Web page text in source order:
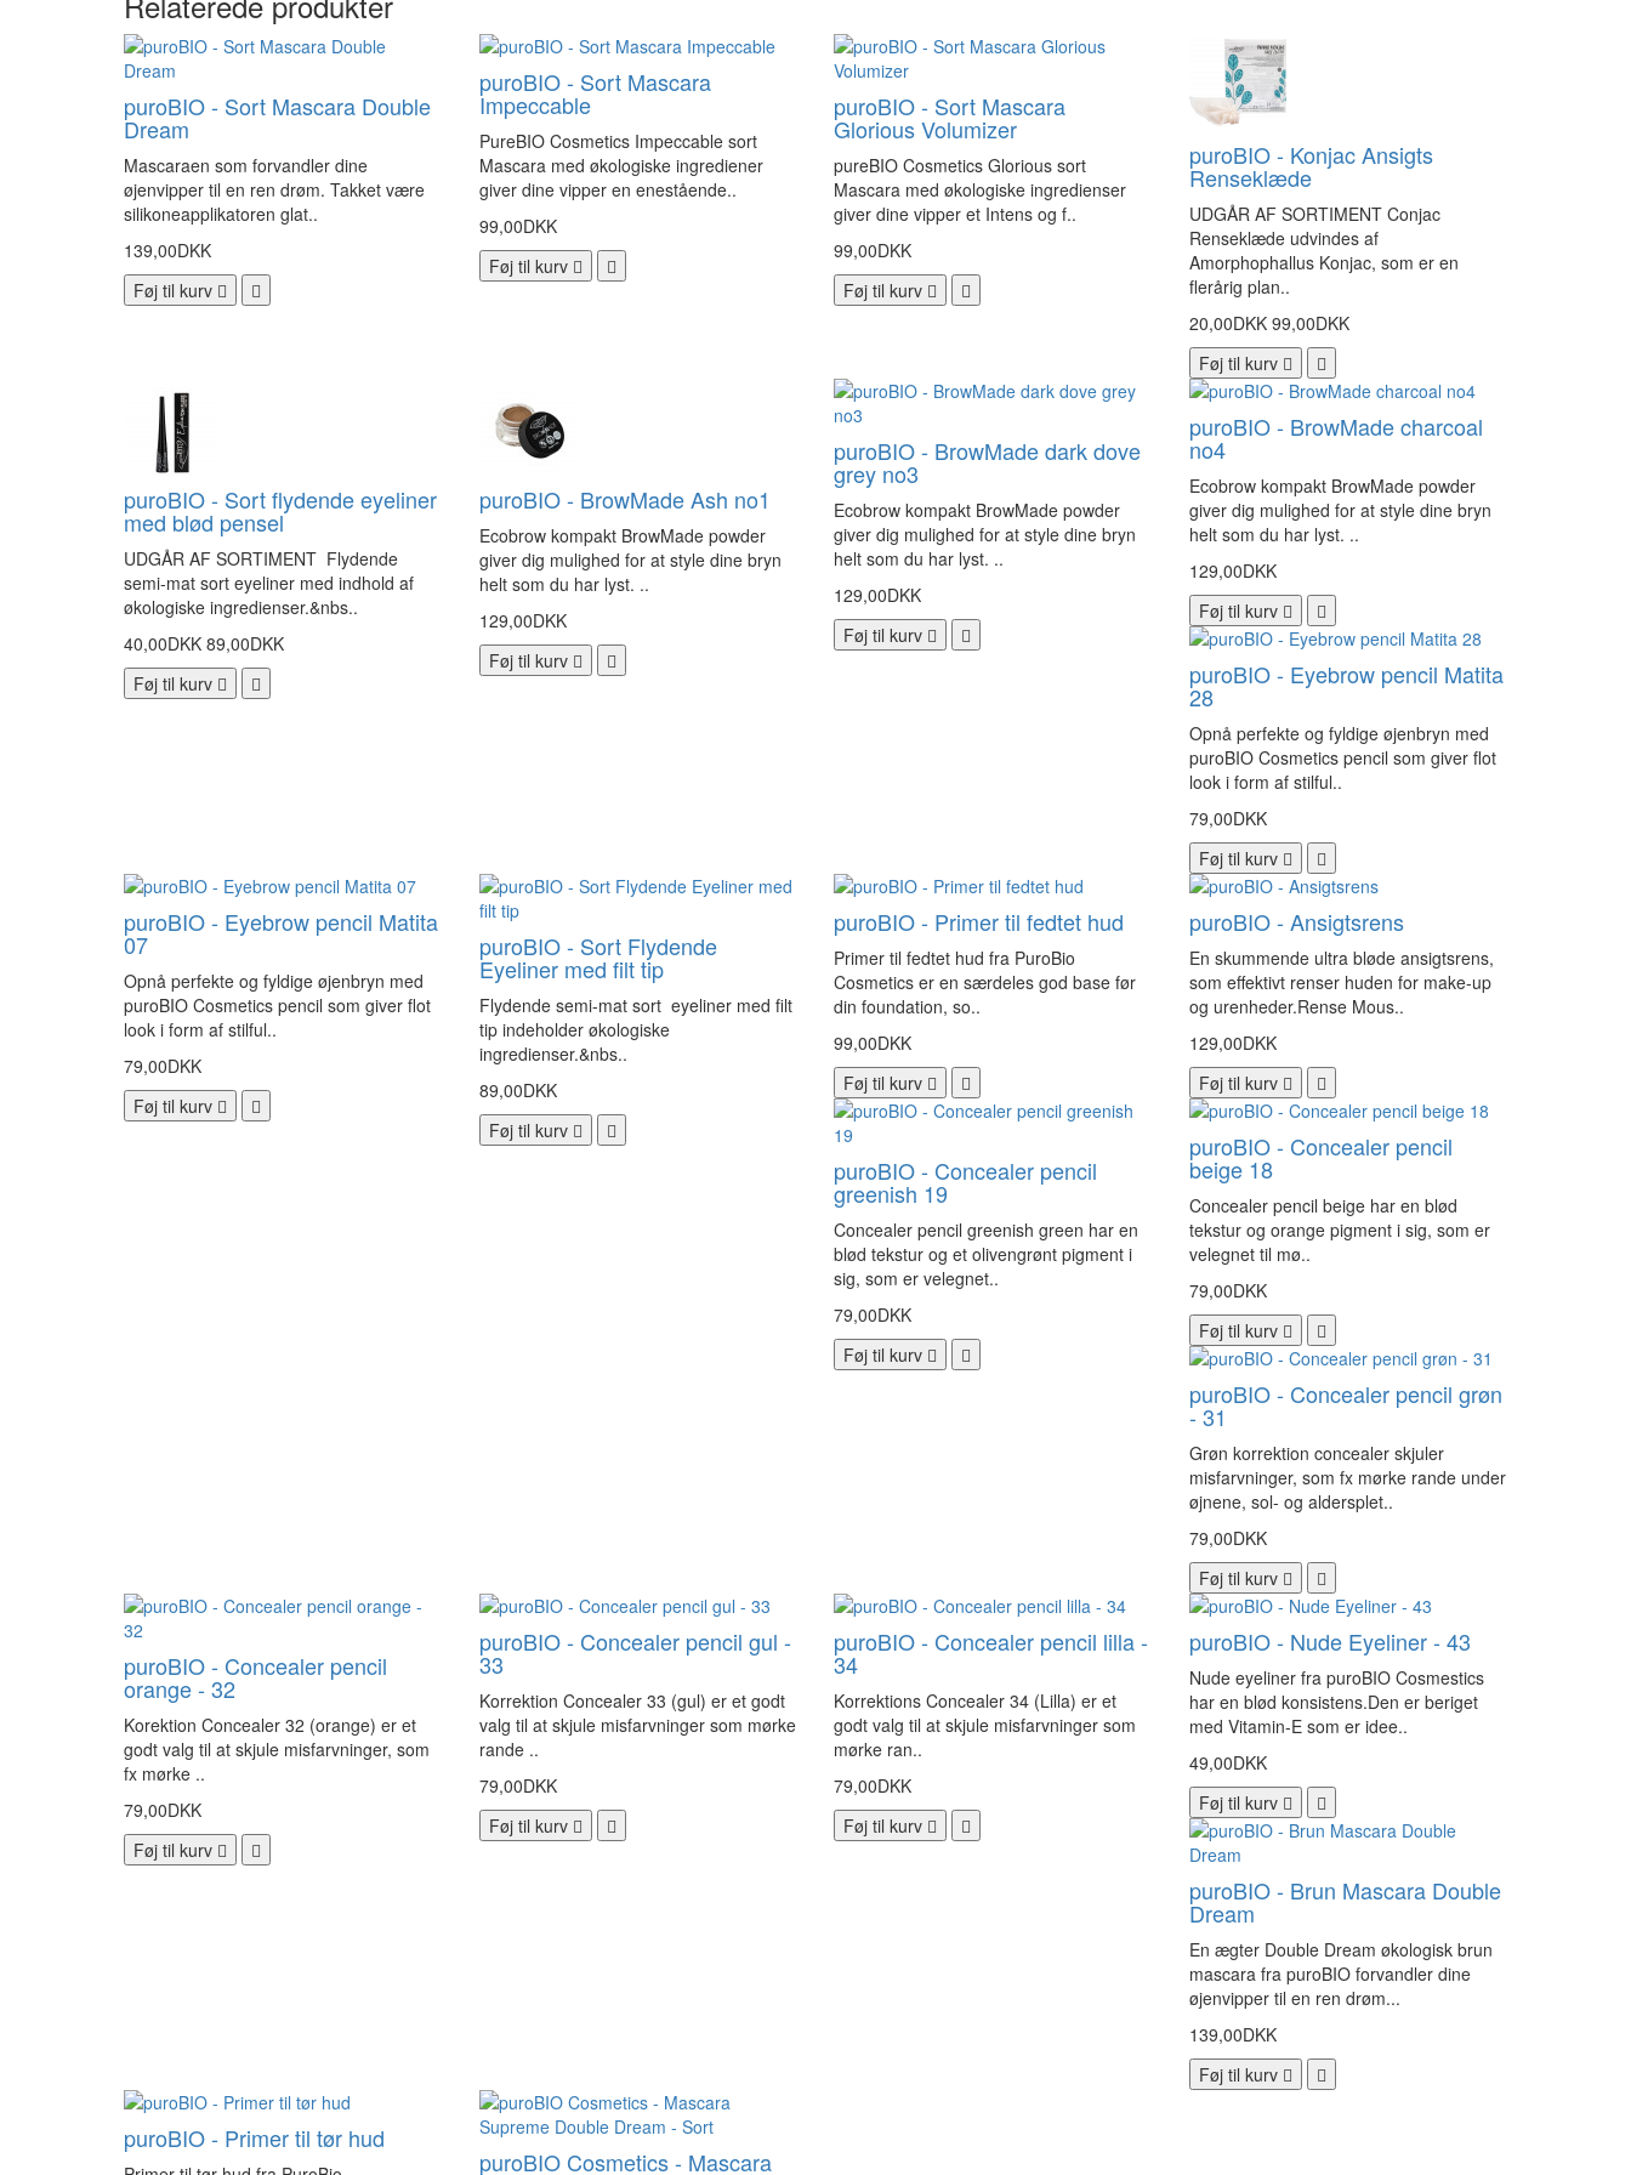
puroBIO - Sort Mascara Double
Dream
Mascaraen som forvandler dine
øjenvipper til en ren drøm. Takket være
silikoneapplikatoren glat..
139,00DKK
Føj til kurv
puroBIO - Sort Mascara
Impeccable
PureBIO Cosmetics Impeccable sort
Mascara med økologiske ingrediener
giver dine vipper en enestående..
99,00DKK
Føj til kurv
puroBIO - Sort Mascara
Glorious Volumizer
pureBIO Cosmetics Glorious sort
Mascara med økologiske ingredienser
giver dine vipper et Intens og f..
99,00DKK
Føj til kurv
puroBIO - Konjac Ansigts
Renseklæde
UDGÅR AF SORTIMENT Conjac
Renseklæde udvindes af
Amorphophallus Konjac, som er en
flerårig plan..
20,00DKK 99,00DKK
Føj til kurv
puroBIO - Sort flydende eyeliner
med blød pensel
UDGÅR AF SORTIMENT Flydende
semi-mat sort eyeliner med indhold af
økologiske ingredienser.&nbs..
40,00DKK 89,00DKK
Føj til kurv
puroBIO - BrowMade Ash no1
Ecobrow kompakt BrowMade powder
giver dig mulighed for at style dine bryn
helt som du har lyst. ..
129,00DKK
Føj til kurv
puroBIO - BrowMade dark dove
grey no3
Ecobrow kompakt BrowMade powder
giver dig mulighed for at style dine bryn
helt som du har lyst. ..
129,00DKK
Føj til kurv
puroBIO - BrowMade charcoal
no4
Ecobrow kompakt BrowMade powder
giver dig mulighed for at style dine bryn
helt som du har lyst. ..
129,00DKK
Føj til kurv
puroBIO - Eyebrow pencil Matita
28
Opnå perfekte og fyldige øjenbryn med
puroBIO Cosmetics pencil som giver flot
look i form af stilful..
79,00DKK
Føj til kurv
puroBIO - Eyebrow pencil Matita
07
Opnå perfekte og fyldige øjenbryn med
puroBIO Cosmetics pencil som giver flot
look i form af stilful..
79,00DKK
Føj til kurv
puroBIO - Sort Flydende
Eyeliner med filt tip
Flydende semi-mat sort eyeliner med filt
tip indeholder økologiske
ingredienser.&nbs..
89,00DKK
Føj til kurv
puroBIO - Primer til fedtet hud
Primer til fedtet hud fra PuroBio
Cosmetics er en særdeles god base før
din foundation, so..
99,00DKK
Føj til kurv
puroBIO - Ansigtsrens
En skummende ultra bløde ansigtsrens,
som effektivt renser huden for make-up
og urenheder.Rense Mous..
129,00DKK
Føj til kurv
puroBIO - Concealer pencil
greenish 19
Concealer pencil greenish green har en
blød tekstur og et olivengrønt pigment i
sig, som er velegnet..
79,00DKK
Føj til kurv
puroBIO - Concealer pencil
beige 18
Concealer pencil beige har en blød
tekstur og orange pigment i sig, som er
velegnet til mø..
79,00DKK
Føj til kurv
puroBIO - Concealer pencil grøn
- 31
Grøn korrektion concealer skjuler
misfarvninger, som fx mørke rande under
øjnene, sol- og aldersplet..
79,00DKK
Føj til kurv
puroBIO - Concealer pencil
orange - 32
Korektion Concealer 32 (orange) er et
godt valg til at skjule misfarvninger, som
fx mørke ..
79,00DKK
Føj til kurv
puroBIO - Concealer pencil gul -
33
Korrektion Concealer 33 (gul) er et godt
valg til at skjule misfarvninger som mørke
rande ..
79,00DKK
Føj til kurv
puroBIO - Concealer pencil lilla -
34
Korrektions Concealer 34 (Lilla) er et
godt valg til at skjule misfarvninger som
mørke ran..
79,00DKK
Føj til kurv
puroBIO - Nude Eyeliner - 43
Nude eyeliner fra puroBIO Cosmestics
har en blød konsistens.Den er beriget
med Vitamin-E som er idee..
49,00DKK
Føj til kurv
puroBIO - Brun Mascara Double
Dream
En ægter Double Dream økologisk brun
mascara fra puroBIO forvandler dine
øjenvipper til en ren drøm...
139,00DKK
Føj til kurv
puroBIO - Primer til tør hud
puroBIO Cosmetics - Mascara